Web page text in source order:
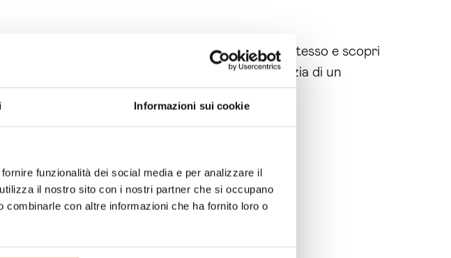
Informazioni sui cookie
funzionalità dei social media e per analizzare il
il nostro sito con i nostri partner che si occupano
con altre informazioni che ha fornito loro o
nostra
. Contattaci oggi stesso e scopri
Affidati agli esperti e avrai la garanzia di un
online con la nostra